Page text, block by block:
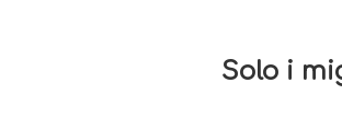
Solo i